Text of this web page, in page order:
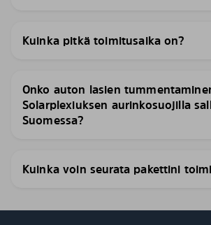
Kuinka pitkä toimitusaika on?
Onko auton lasien
Solarplexiuksen aurinkosuojilla
Suomessa?
Kuinka voin seurata pakettini